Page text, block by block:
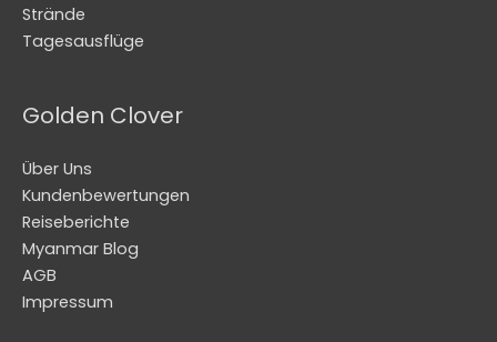
Strände
Tagesausflüge
Golden Clover
Über Uns
Kundenbewertungen
Reiseberichte
Myanmar Blog
AGB
Impressum